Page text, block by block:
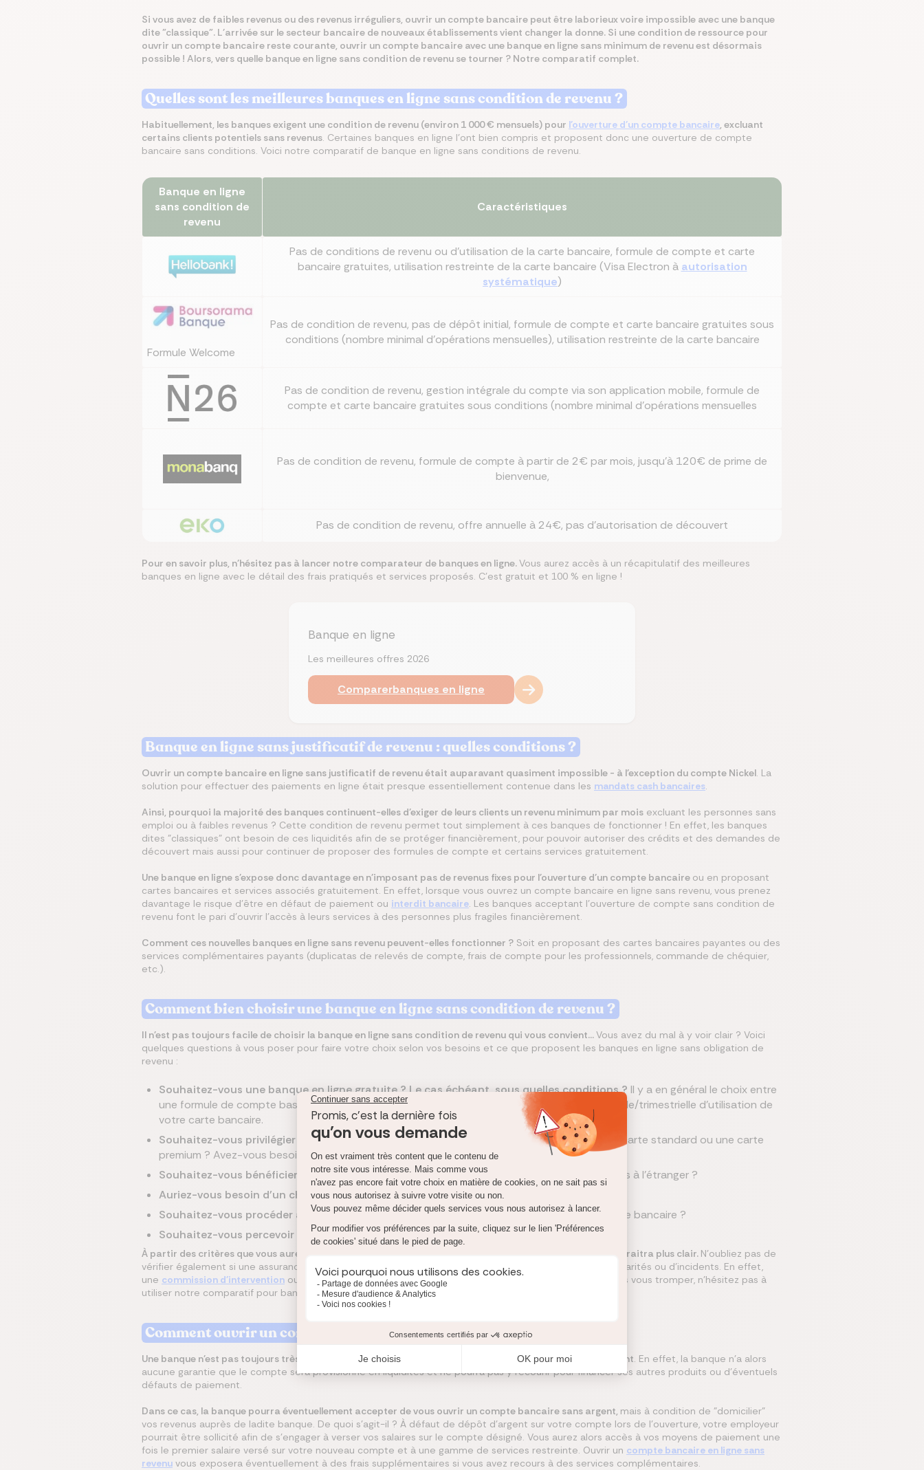
Économisez jusqu’à 250 €/mois
en changeant d’assurance de
prêt
Comparer les assurances de prêt
Trouvez le meilleur taux
immobilier pour votre projet
Simuler mon prêt immobilier
Économisez jusqu’à 456 €/an
sur votre assurance santé
Comparer les mutuelles santé
Comparez les meilleures
assurances du marché au
même endroit
Comparer les assurances prévoyances
Trouvez la meilleure assurance
en quelques clics
Comparer les assurances
Si vous avez de faibles revenus ou des revenus irréguliers, ouvrir un compte bancaire peut être laborieux voire impossible avec une banque
dite "classique". L'arrivée sur le secteur bancaire de nouveaux établissements vient changer la donne. Si une condition de ressource pour
ouvrir un compte bancaire reste courante, ouvrir un compte bancaire avec une banque en ligne sans minimum de revenu est désormais
possible ! Alors, vers quelle banque en ligne sans condition de revenu se tourner ? Notre comparatif complet.
Quelles sont les meilleures banques en ligne sans condition de revenu ?
Habituellement, les banques exigent une condition de revenu (environ 1 000 € mensuels) pour l'ouverture d'un compte bancaire, excluant
certains clients potentiels sans revenus. Certaines banques en ligne l'ont bien compris et proposent donc une ouverture de compte
bancaire sans conditions. Voici notre comparatif de banque en ligne sans conditions de revenu.
Banque en ligne
sans condition de
revenu
Caractéristiques
Pas de conditions de revenu ou d'utilisation de la carte bancaire, formule de compte et carte
bancaire gratuites, utilisation restreinte de la carte bancaire (Visa Electron à autorisation
systématique)
Formule Welcome
Pas de condition de revenu, pas de dépôt initial, formule de compte et carte bancaire gratuites sous
conditions (nombre minimal d'opérations mensuelles), utilisation restreinte de la carte bancaire
Pas de condition de revenu, gestion intégrale du compte via son application mobile, formule de
compte et carte bancaire gratuites sous conditions (nombre minimal d'opérations mensuelles
Pas de condition de revenu, formule de compte à partir de 2€ par mois, jusqu'à 120€ de prime de
bienvenue,
Pas de condition de revenu, offre annuelle à 24€, pas d’autorisation de découvert
Pour en savoir plus, n'hésitez pas à lancer notre comparateur de banques en ligne.Vous aurez accès à un récapitulatif des meilleures
banques en ligne avec le détail des frais pratiqués et services proposés. C'est gratuit et 100 % en ligne !
Banque en ligne
Les meilleures offres 2026
Comparerbanques en ligne
Banque en ligne sans justificatif de revenu : quelles conditions ?
Ouvrir un compte bancaire en ligne sans justificatif de revenu était auparavant quasiment impossible - à l'exception du compte Nickel. La
solution pour effectuer des paiements en ligne était presque essentiellement contenue dans les mandats cash bancaires.
Ainsi, pourquoi la majorité des banques continuent-elles d'exiger de leurs clients un revenu minimum par mois excluant les personnes sans
emploi ou à faibles revenus ? Cette condition de revenu permet tout simplement à ces banques de fonctionner ! En effet, les banques
dites "classiques" ont besoin de ces liquidités afin de se protéger financièrement, pour pouvoir autoriser des crédits et des demandes de
découvert mais aussi pour continuer de proposer des formules de compte et certains services gratuitement.
Une banque en ligne s'expose donc davantage en n'imposant pas de revenus fixes pour l'ouverture d'un compte bancaire ou en proposant
cartes bancaires et services associés gratuitement. En effet, lorsque vous ouvrez un compte bancaire en ligne sans revenu, vous prenez
davantage le risque d'être en défaut de paiement ou interdit bancaire. Les banques acceptant l'ouverture de compte sans condition de
revenu font le pari d'ouvrir l'accès à leurs services à des personnes plus fragiles financièrement.
Comment ces nouvelles banques en ligne sans revenu peuvent-elles fonctionner ? Soit en proposant des cartes bancaires payantes ou des
services complémentaires payants (duplicatas de relevés de compte, frais de compte pour les professionnels, commande de chéquier,
etc.).
Comment bien choisir une banque en ligne sans condition de revenu ?
Il n'est pas toujours facile de choisir la banque en ligne sans condition de revenu qui vous convient...Vous avez du mal à y voir clair ? Voici
quelques questions à vous poser pour faire votre choix selon vos besoins et ce que proposent les banques en ligne sans obligation de
revenu :
Souhaitez-vous une banque en ligne gratuite ? Le cas échéant, sous quelles conditions ? Il y a en général le choix entre
une formule de compte basique avec accès à des services réduits, ou une obligation mensuelle/trimestrielle d'utilisation de
votre carte bancaire.
Souhaitez-vous privilégier un type de carte bancaire ?Une Visa ou une Mastercard ? Une carte standard ou une carte
premium ? Avez-vous besoin du paiement sans contact ou d'un nombre de retraits illimité ?
Souhaitez-vous bénéficier de l'exonération de commissionde votre banque sur vos retraits à l'étranger ?
Auriez-vous besoin d'un chéquier ?
Souhaitez-vous procéder au versement d'un dépôt minimumà l'ouverture de votre compte bancaire ?
Souhaitez-vous percevoir une prime de bienvenue?
À partir des critères que vous aurez établi, le choix de votre banque en ligne sans revenu minimum vous paraitra plus clair. N'oubliez pas de
vérifier également si une assurance accompagne la formule de compte ainsi que les frais en cas d'irrégularités ou d'incidents. En effet,
une commission d'intervention ou un découvert non autorisé peuvent vite vous coûter cher ! Pour ne pas vous tromper, n'hésitez pas à
utiliser notre comparatif pour banques en ligne.
Comment ouvrir un compte bancaire sans dépôt d’argent ?
Une banque n'est pas toujours très encline à ouvrir un compte bancaire, même en ligne, sans dépôt d'argent. En effet, la banque n'a alors
aucune garantie que le compte sera provisionné en liquidités et ne pourra pas y recourir pour financer ses autres produits ou d'éventuels
défauts de paiement.
Dans ce cas, la banque pourra éventuellement accepter de vous ouvrir un compte bancaire sans argent, mais à condition de "domicilier"
vos revenus auprès de ladite banque. De quoi s'agit-il ? À défaut de dépôt d'argent sur votre compte lors de l'ouverture, votre employeur
pourrait être sollicité afin de s'engager à verser vos salaires sur le compte désigné. Vous aurez alors accès à vos moyens de paiement une
fois le premier salaire versé sur votre nouveau compte et à une gamme de services restreinte. Ouvrir un compte bancaire en ligne sans
revenu vous exposera éventuellement à des frais supplémentaires si vous avez recours à des services complémentaires.